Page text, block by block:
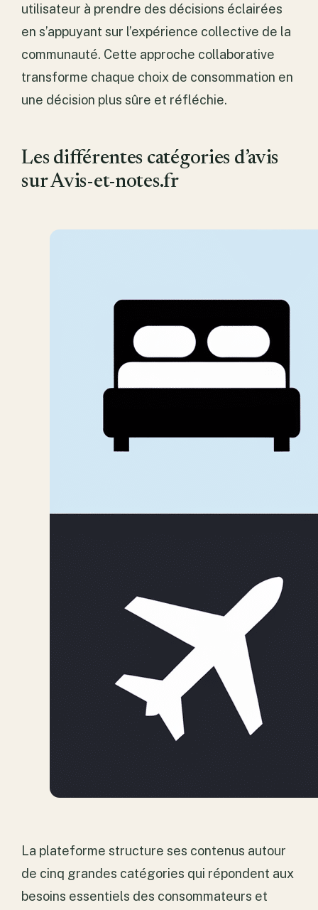
utilisateur à prendre des décisions éclairées
en s’appuyant sur l’expérience collective de la
communauté. Cette approche collaborative
transforme chaque choix de consommation en
une décision plus sûre et réfléchie.
Les différentes catégories d’avis
sur Avis-et-notes.fr
La plateforme structure ses contenus autour
de cinq grandes catégories qui répondent aux
besoins essentiels des consommateurs et